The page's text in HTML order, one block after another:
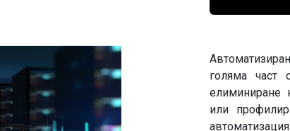
голяма част
елиминиране
или